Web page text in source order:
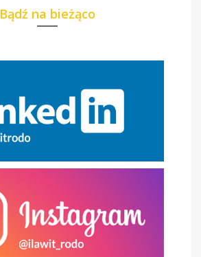
Bądź na bieżąco